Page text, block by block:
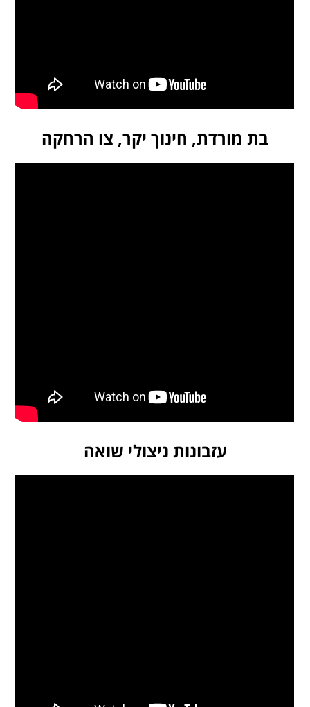
בת מורדת, חינוך יקר, צו הרחקה
עזבונות ניצולי שואה